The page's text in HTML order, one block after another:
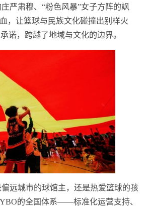
严肃穆、“粉色风暴”女子方阵的飒
，让篮球与民族文化碰撞出别样火
诺，跨越了地域与文化的边界。
远城市的球馆主，还是热爱篮球的孩
的全国体系——标准化运营支持、